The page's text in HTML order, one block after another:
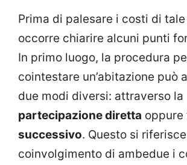
Prima di palesare i costi di
occorre chiarire alcuni punti
In primo luogo, la procedura
cointestare un’abitazione può
due modi diversi: attraverso la
partecipazione diretta oppure
successivo. Questo si
coinvolgimento di ambedue i